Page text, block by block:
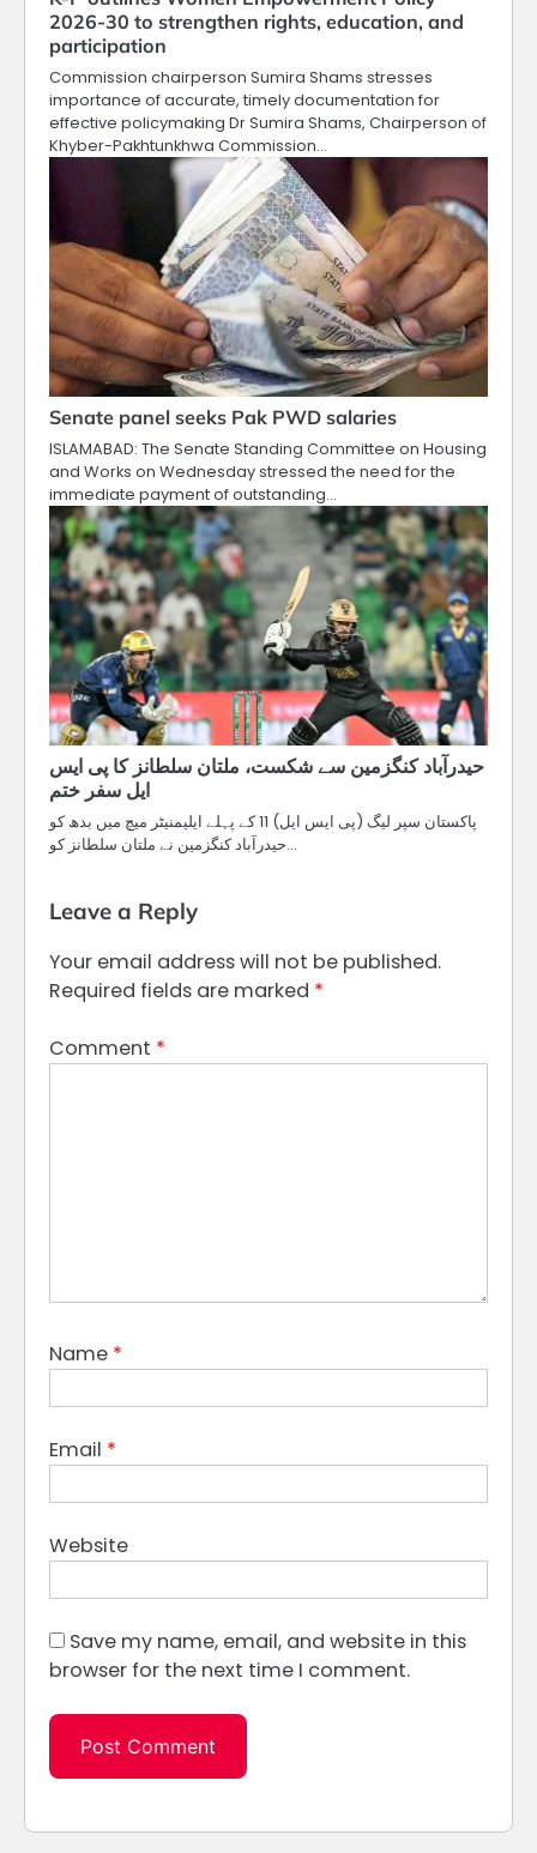
2026-30 to strengthen rights, education, and
participation
Commission chairperson Sumira Shams stresses
importance of accurate, timely documentation for
effective policymaking Dr Sumira Shams, Chairperson of
Khyber-Pakhtunkhwa Commission…
Senate panel seeks Pak PWD salaries
ISLAMABAD: The Senate Standing Committee on Housing
and Works on Wednesday stressed the need for the
immediate payment of outstanding…
حیدرآباد کنگزمین سے شکست، ملتان سلطانز کا پی ایس
ایل سفر ختم
پاکستان سپر لیگ (پی ایس ایل) 11 کے پہلے ایلیمنیٹر میچ میں بدھ کو
حیدرآباد کنگزمین نے ملتان سلطانز کو…
Leave a Reply
Your email address will not be published.
Required fields are marked *
Comment *
Name *
Email *
Website
Save my name, email, and website in this
browser for the next time I comment.